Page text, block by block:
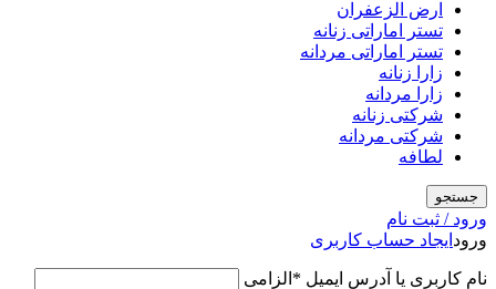
ارض الزعفران
تستر اماراتی زنانه
تستر اماراتی مردانه
زارا زنانه
زارا مردانه
شرکتی زنانه
شرکتی مردانه
لطافه
جستجو
ورود / ثبت نام
ورود ایجاد حساب کاربری
نام کاربری یا آدرس ایمیل * الزامی